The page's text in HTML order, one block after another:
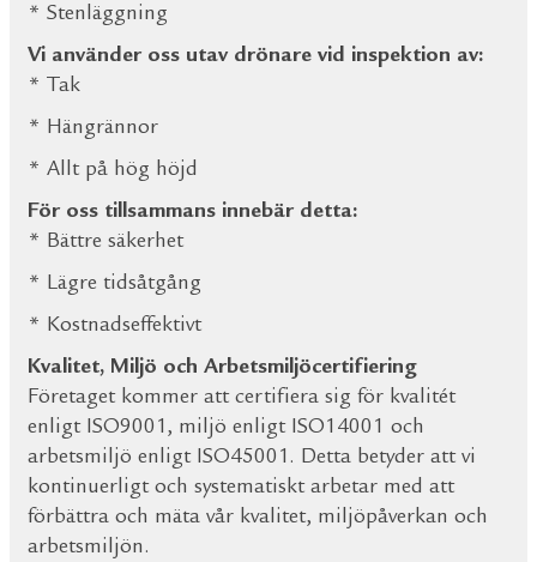
* Stenläggning
Vi använder oss utav drönare vid inspektion av:
* Tak
* Hängrännor
* Allt på hög höjd
För oss tillsammans innebär detta:
* Bättre säkerhet
* Lägre tidsåtgång
* Kostnadseffektivt
Kvalitet, Miljö och Arbetsmiljöcertifiering
Företaget kommer att certifiera sig för kvalitét
enligt ISO9001, miljö enligt ISO14001 och
arbetsmiljö enligt ISO45001. Detta betyder att vi
kontinuerligt och systematiskt arbetar med att
förbättra och mäta vår kvalitet, miljöpåverkan och
arbetsmiljön.